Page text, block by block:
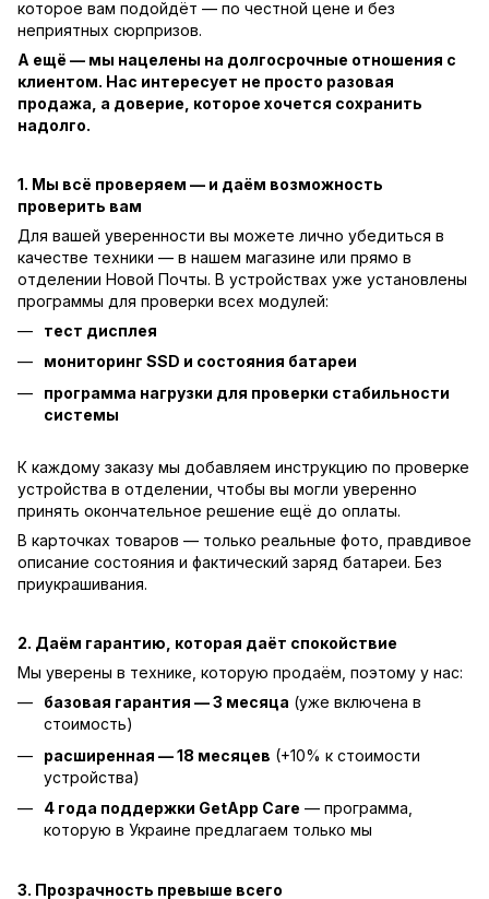
которое вам подойдёт — по честной цене и без
неприятных сюрпризов.
А ещё — мы нацелены на долгосрочные отношения с
клиентом. Нас интересует не просто разовая
продажа, а доверие, которое хочется сохранить
надолго.
1. Мы всё проверяем — и даём возможность
проверить вам
Для вашей уверенности вы можете лично убедиться в
качестве техники — в нашем магазине или прямо в
отделении Новой Почты. В устройствах уже установлены
программы для проверки всех модулей:
тест дисплея
мониторинг SSD и состояния батареи
программа нагрузки для проверки стабильности
системы
К каждому заказу мы добавляем инструкцию по проверке
устройства в отделении, чтобы вы могли уверенно
принять окончательное решение ещё до оплаты.
В карточках товаров — только реальные фото, правдивое
описание состояния и фактический заряд батареи. Без
приукрашивания.
2. Даём гарантию, которая даёт спокойствие
Мы уверены в технике, которую продаём, поэтому у нас:
базовая гарантия — 3 месяца (уже включена в
стоимость)
расширенная — 18 месяцев (+10% к стоимости
устройства)
4 года поддержки GetApp Care — программа,
которую в Украине предлагаем только мы
3. Прозрачность превыше всего